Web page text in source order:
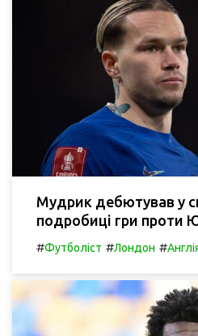
Мудрик дебютував у
подробиці гри проти
#Футболіст #Лондон #